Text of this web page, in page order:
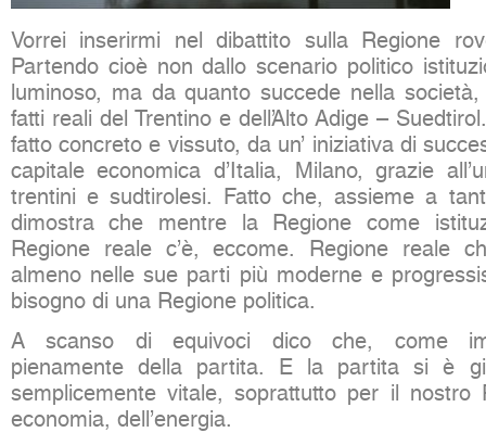
Vorrei inserirmi nel dibattito sulla Regione
Partendo cioè non dallo scenario politico
luminoso, ma da quanto succede nella società,
fatti reali del Trentino e dell’Alto Adige –
fatto concreto e vissuto, da un’ iniziativa di
capitale economica d’Italia, Milano, grazie
trentini e sudtirolesi. Fatto che, assieme a
dimostra che mentre la Regione come
Regione reale c’è, eccome. Regione reale
almeno nelle sue parti più moderne e
bisogno di una Regione politica.
A scanso di equivoci dico che, come
pienamente della partita. E la partita si è
semplicemente vitale, soprattutto per il nostro
economia, dell’energia.